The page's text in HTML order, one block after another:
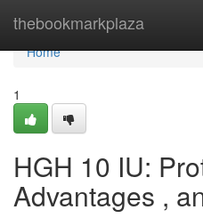
thebookmarkplaza
Home
Home
1
HGH 10 IU:
Advantages ,